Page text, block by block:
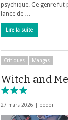
psychique. Ce genre
lance de …
Lire la suite
Critiques Mangas
Witch and
27 mars 2026 | bodoi